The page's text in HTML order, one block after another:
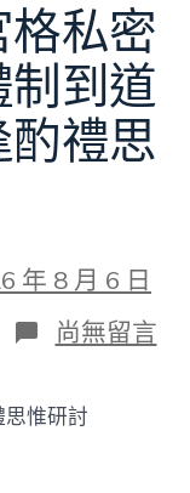
格私密
到道
禮思
年 8 月 6 日
在
〈【趙
泰
找
尚無留言
惟研討